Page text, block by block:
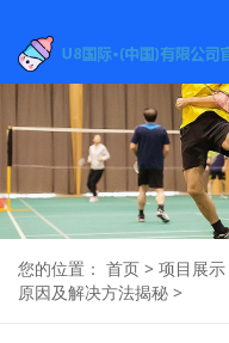
您的位置： 首页 > 项目展示
原因及解决方法揭秘 >